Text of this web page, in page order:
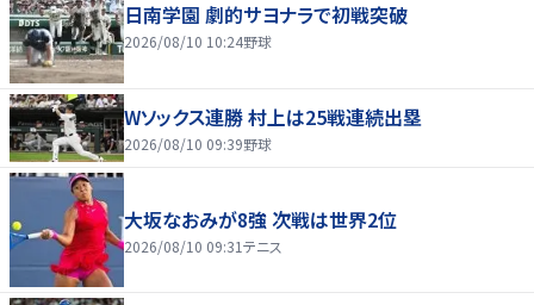
日南学園 劇的サヨナラで初戦突破
2026/08/10 10:24野球
Wソックス連勝 村上は25戦連続出塁
2026/08/10 09:39野球
大坂なおみが8強 次戦は世界2位
2026/08/10 09:31テニス